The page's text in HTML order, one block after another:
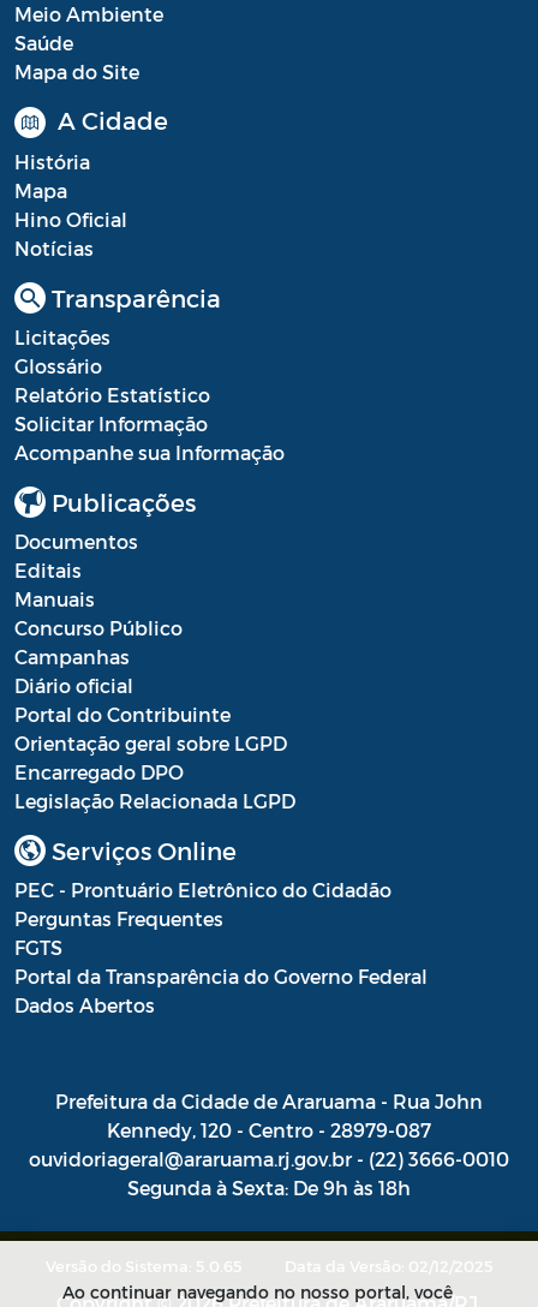
PORTARIA SETUR
Portarias Sobre o Coronavírus COVID-19
Processo Seletivo Secretaria de Educação
Programa Araruama Universitário
Pronunciamento do Dirigente
Recursos Transferidos ao Município para
o enfrentamento à COVID-19
Resolução Sobre o Coronavírus COVID-19
Resoluções
Resultado Processo Seletivo de
Saúde - Escala Profissionais
Saúde - Estoques de medicamentos das
Saúde - Instrumentos de Gestão do SUS
Saúde - Plano Municipal de Saúde
Saúde - Processo Seletivo de Agente
Comunitário de Saúde e Agente de
Meio Ambiente
Saúde
Mapa do Site
A Cidade
História
Mapa
Hino Oficial
Notícias
Transparência
Licitações
Glossário
Relatório Estatístico
Solicitar Informação
Acompanhe sua Informação
Publicações
Documentos
Editais
Manuais
Concurso Público
Campanhas
Diário oficial
Portal do Contribuinte
Orientação geral sobre LGPD
Encarregado DPO
Legislação Relacionada LGPD
Serviços Online
PEC - Prontuário Eletrônico do Cidadão
Perguntas Frequentes
FGTS
Portal da Transparência do Governo Federal
Dados Abertos
Prefeitura da Cidade de Araruama - Rua John
Kennedy, 120 - Centro - 28979-087
ouvidoriageral@araruama.rj.gov.br - (22) 3666-0010
Segunda à Sexta: De 9h às 18h
Versão do Sistema: 5.0.65 Data da Versão: 02/12/2025
Ao continuar navegando no nosso portal, você